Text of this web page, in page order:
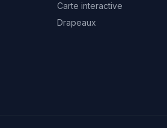
Carte interactive
Drapeaux